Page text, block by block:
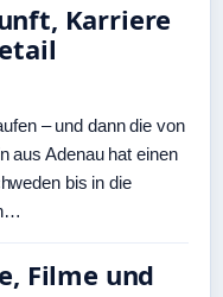
Karriere
– und dann die von
aus Adenau hat einen
bis in die
Filme und